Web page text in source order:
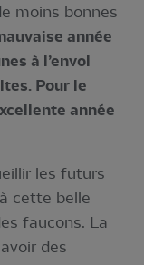
moins bonnes
année
à l’envol
Pour le
année
les futurs
cette belle
faucons. La
des